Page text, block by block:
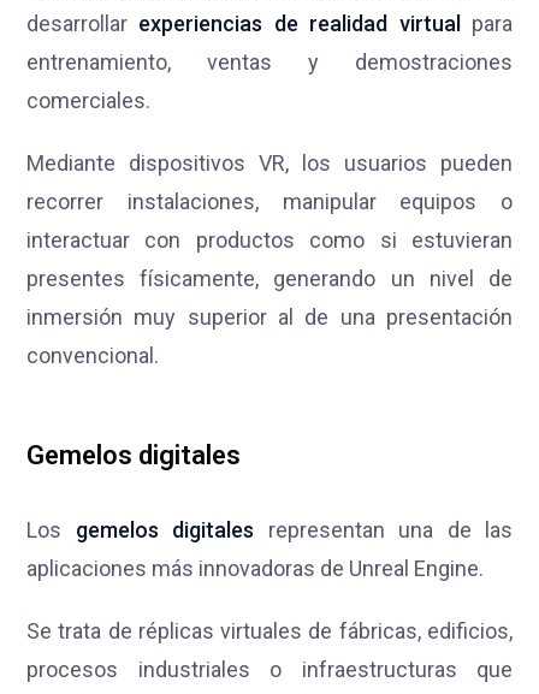
desarrollar experiencias de realidad virtual
para
entrenamiento, ventas y demostraciones
comerciales.
Mediante dispositivos VR, los usuarios pueden
recorrer instalaciones, manipular equipos o
interactuar con productos como si estuvieran
presentes físicamente, generando un nivel de
inmersión muy superior al de una presentación
convencional.
Gemelos digitales
Los gemelos digitales representan una de las
aplicaciones más innovadoras de Unreal Engine.
Se trata de réplicas virtuales de fábricas, edificios,
procesos industriales o infraestructuras que